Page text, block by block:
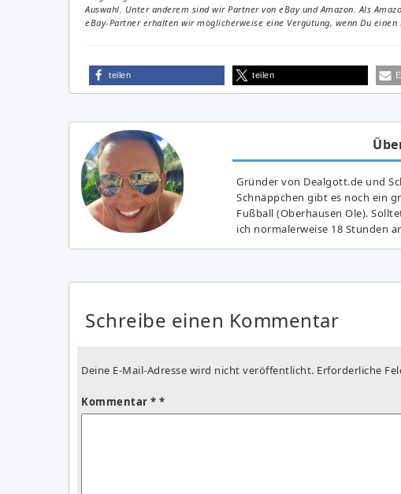
Auswahl. Unter anderem sind wir Partner von eBay und Amazon. Als
eBay-Partner erhalten wir möglicherweise eine Vergütung, wenn Du einen
teilen teilen
Gründer von Dealgott.de und
Schnäppchen gibt es noch ein
Fußball (Oberhausen Ole).
ich normalerweise 18 Stunden
Schreibe einen Kommentar
Deine E-Mail-Adresse wird nicht veröffentlicht. Erforderliche
Kommentar *